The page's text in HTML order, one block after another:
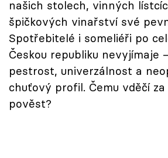
Sledujte nás
našich stolech, vinných
špičkových vinařství své
Spotřebitelé i someliéři po
Českou republiku nevyjímaje
pestrost, univerzálnost a
chuťový profil. Čemu vděčí za
pověst?